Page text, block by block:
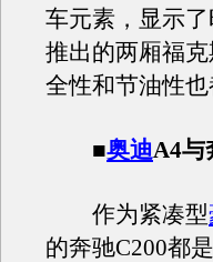
车元素，显示
推出的两厢福
全性和节油性
■奥迪A4
作为紧凑型
的奔驰C200都